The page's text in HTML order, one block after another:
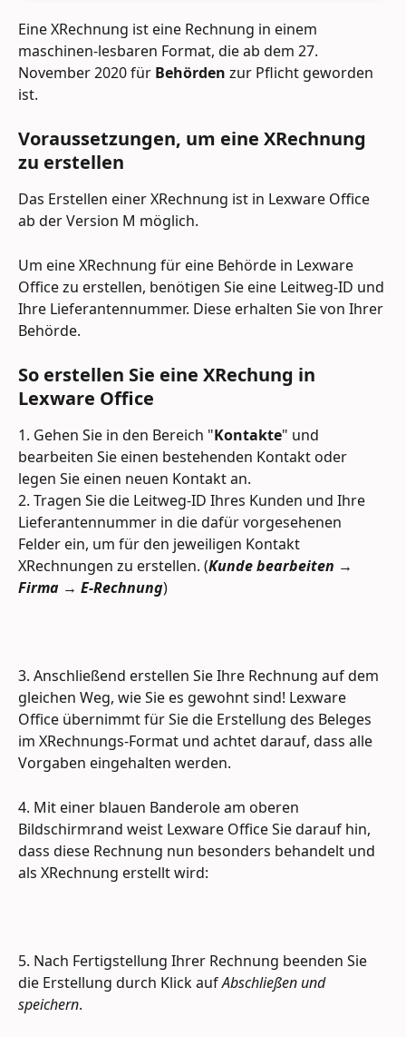
Eine XRechnung ist eine Rechnung in einem
maschinen-lesbaren Format, die ab dem 27.
November 2020 für Behörden zur Pflicht geworden
ist.
Voraussetzungen, um eine XRechnung
zu erstellen
Das Erstellen einer XRechnung ist in Lexware Office
ab der Version M möglich.
Um eine XRechnung für eine Behörde in Lexware
Office zu erstellen, benötigen Sie eine Leitweg-ID und
Ihre Lieferantennummer. Diese erhalten Sie von Ihrer
Behörde.
So erstellen Sie eine XRechung in
Lexware Office
1. Gehen Sie in den Bereich "Kontakte" und
bearbeiten Sie einen bestehenden Kontakt oder
legen Sie einen neuen Kontakt an.
2. Tragen Sie die Leitweg-ID Ihres Kunden und Ihre
Lieferantennummer in die dafür vorgesehenen
Felder ein, um für den jeweiligen Kontakt
XRechnungen zu erstellen. (Kunde bearbeiten →
Firma → E-Rechnung)
3. Anschließend erstellen Sie Ihre Rechnung auf dem
gleichen Weg, wie Sie es gewohnt sind! Lexware
Office übernimmt für Sie die Erstellung des Beleges
im XRechnungs-Format und achtet darauf, dass alle
Vorgaben eingehalten werden.
4. Mit einer blauen Banderole am oberen
Bildschirmrand weist Lexware Office Sie darauf hin,
dass diese Rechnung nun besonders behandelt und
als XRechnung erstellt wird:
5. Nach Fertigstellung Ihrer Rechnung beenden Sie
die Erstellung durch Klick auf Abschließen und
speichern.